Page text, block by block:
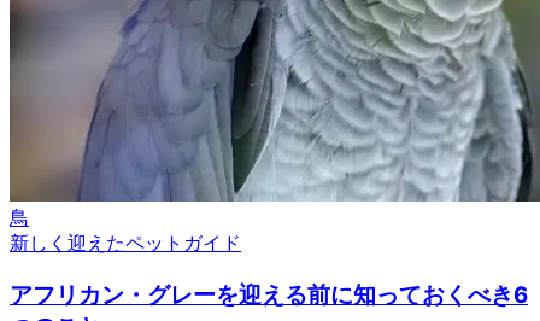
鳥
新しく迎えたペットガイド
アフリカン・グレーを迎える前に知っておくべき6